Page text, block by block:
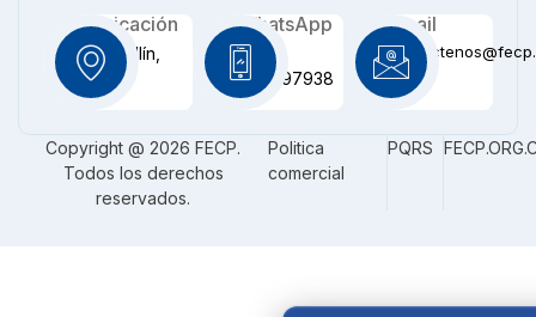
Ubicación
Medellín,
CO
WhatsApp
+57
3116097938
Email
Copyright @ 2026 FECP.
Todos los derechos
reservados.
Politica
comercial
PQRS